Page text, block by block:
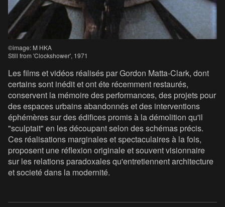
©image: M HKA
Still from 'Clockshower', 1971
Les films et vidéos réalisés par Gordon Matta-Clark, dont
certains sont inédit et ont éte récemment restaurés,
conservent la mémoire des performances, des projets pour
des espaces urbains abandonnés et des interventions
éphémères sur des édifices promis à la démolition qu'il
"sculptait" en les découpant selon des schémas précis.
Ces réalisations marginales et spectaculaires à la fois,
proposent une réflexion originale et souvent visionnaire
sur les relations paradoxales qu'entretiennent architecture
et societé dans la modernité.